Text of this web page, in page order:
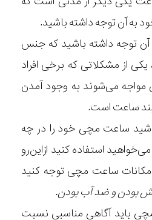
به آن توجه داشته باشید.
آن توجه داشته باشید که جنس
از مشکلاتی که برخی افراد
مواجه می‌شوند به وجود آمدن
ساعت است.
ساعت مچی خود را در چه
استفاده کنید ازاین‌رو
ساعت مچی توجه کنید
بودن و ضد آب بودن.
باید آگاهی مناسبی نسبت